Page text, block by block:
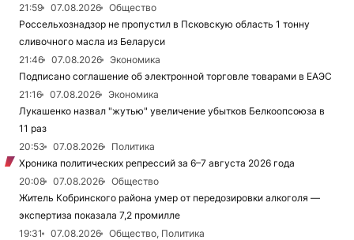
21:59
07.08.2026
Общество
Россельхознадзор не пропустил в Псковскую область 1 тонну
сливочного масла из Беларуси
21:46
07.08.2026
Экономика
Подписано соглашение об электронной торговле товарами в ЕАЭС
21:16
07.08.2026
Экономика
Лукашенко назвал "жутью" увеличение убытков Белкоопсоюза в
11 раз
20:53
07.08.2026
Политика
Хроника политических репрессий за 6–7 августа 2026 года
20:08
07.08.2026
Общество
Житель Кобринского района умер от передозировки алкоголя —
экспертиза показала 7,2 промилле
19:31
07.08.2026
Общество, Политика